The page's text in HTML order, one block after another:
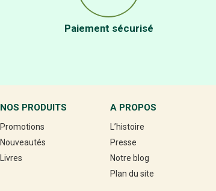
Paiement sécurisé
NOS PRODUITS
Promotions
Nouveautés
Livres
A PROPOS
L’histoire
Presse
Notre blog
Plan du site